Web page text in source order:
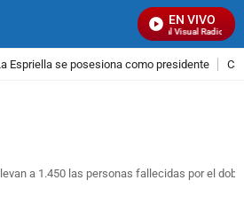
EN VIVO
Señal Visual Radio
Espriella se posesiona como presidente
a 1.450 las personas fallecidas por el